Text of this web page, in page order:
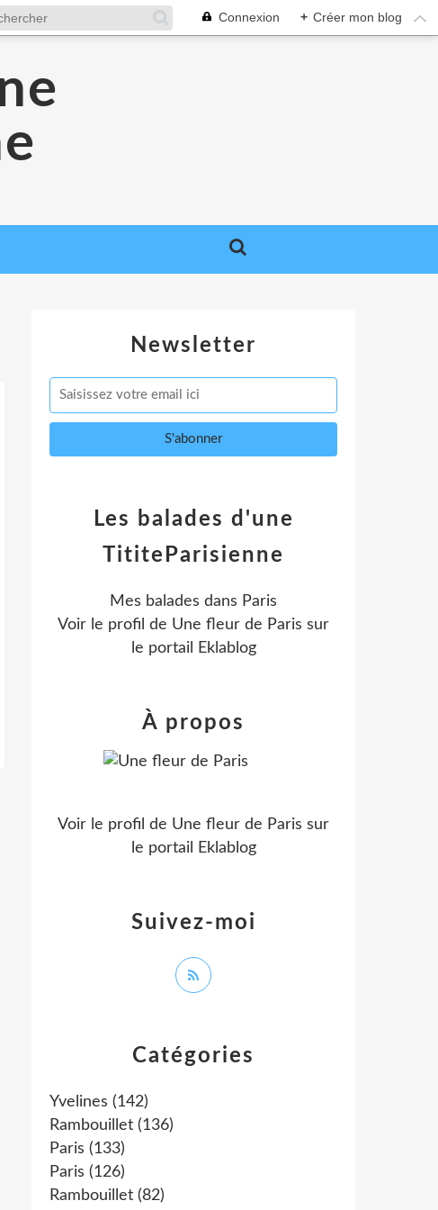
Connexion + Créer mon blog
Newsletter
Catégories
Yvelines (142)
Rambouillet (136)
Paris (133)
Paris (126)
Rambouillet (82)
Les balades d'une
TititeParisienne
Mes balades dans Paris
Voir le profil de Une fleur de Paris sur
le portail Eklablog
Suivez-moi
À propos
Voir le profil de Une fleur de Paris sur
le portail Eklablog